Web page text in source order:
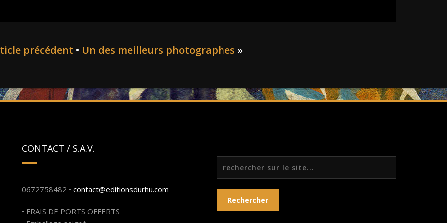
précédent • Un des meilleurs photographes »
CONTACT / S.A.V.
0672758482 • contact@editionsdurhu.com
• FRAIS DE PORTS OFFERTS
Rechercher